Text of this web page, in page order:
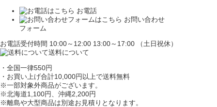
お電話
お問い合わせ
フォーム
お電話受付時間 10:00～12:00 13:00～17:00 （土日祝休）
送料について
・全国一律550円
・お買い上げ合計10,000円 以上で送料無料
※一部対象外商品がございます。
※北海道1,100円、沖縄2,200円
※離島や大型商品は別途お見積りとなります。